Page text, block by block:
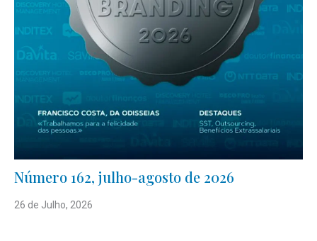
Número 162, julho-agosto de 2026
26 de Julho, 2026